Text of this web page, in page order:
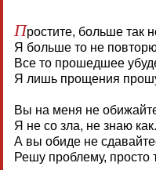
Простите, больше так
Я больше то не
Все то прошедшее
Я лишь прощения
Вы на меня не
Я не со зла, не знаю как.
А вы обиде не
Решу проблему, просто